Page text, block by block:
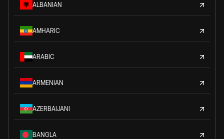
ALBANIAN
AMHARIC
ARABIC
ARMENIAN
AZERBAIJANI
BANGLA